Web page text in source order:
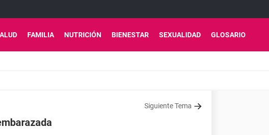
FAMILIA NUTRICIÓN BIENESTAR SEXUALIDAD GLOSARIO
Siguiente Tema